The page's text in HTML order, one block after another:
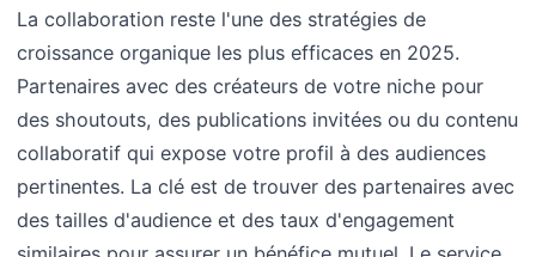
La collaboration reste l'une des stratégies de
croissance organique les plus efficaces en 2025.
Partenaires avec des créateurs de votre niche pour
des shoutouts, des publications invitées ou du contenu
collaboratif qui expose votre profil à des audiences
pertinentes. La clé est de trouver des partenaires avec
des tailles d'audience et des taux d'engagement